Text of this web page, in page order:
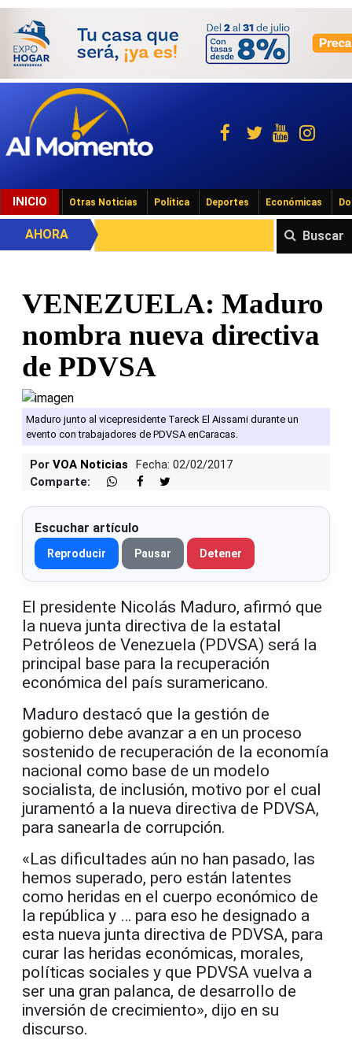
INICIO Otras Noticias Política Deportes Económicas
Buscar
AHORA
VENEZUELA: Maduro
nombra nueva directiva
de PDVSA
Maduro junto al vicepresidente Tareck El Aissami durante un
evento con trabajadores de PDVSA enCaracas.
Por VOA Noticias
Fecha: 02/02/2017
Comparte:
Escuchar artículo
Reproducir Pausar Detener
El presidente Nicolás Maduro, afirmó que
la nueva junta directiva de la estatal
Petróleos de Venezuela (PDVSA) será la
principal base para la recuperación
económica del país suramericano.
Maduro destacó que la gestión de
gobierno debe avanzar a en un proceso
sostenido de recuperación de la economía
nacional como base de un modelo
socialista, de inclusión, motivo por el cual
juramentó a la nueva directiva de PDVSA,
para sanearla de corrupción.
«Las dificultades aún no han pasado, las
hemos superado, pero están latentes
como heridas en el cuerpo económico de
la república y … para eso he designado a
esta nueva junta directiva de PDVSA, para
curar las heridas económicas, morales,
políticas sociales y que PDVSA vuelva a
ser una gran palanca, de desarrollo de
inversión de crecimiento», dijo en su
discurso.